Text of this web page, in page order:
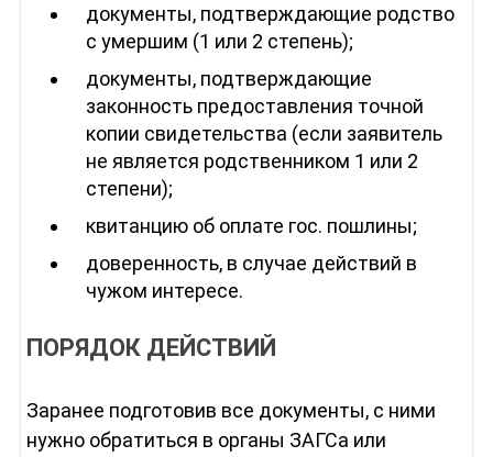
документы, подтверждающие родство
с умершим (1 или 2 степень);
документы, подтверждающие
законность предоставления точной
копии свидетельства (если заявитель
не является родственником 1 или 2
степени);
квитанцию об оплате гос. пошлины;
доверенность, в случае действий в
чужом интересе.
ПОРЯДОК ДЕЙСТВИЙ
Заранее подготовив все документы, с ними
нужно обратиться в органы ЗАГСа или